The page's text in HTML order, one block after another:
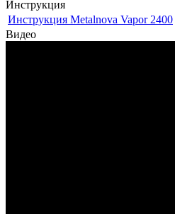
Инструкция
Инструкция Metalnova Vapor 2400
Видео